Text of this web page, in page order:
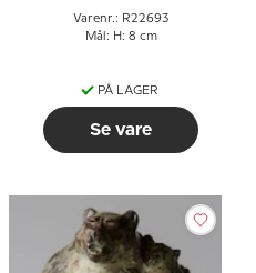
Varenr.: R22693
Mål: H: 8 cm
PÅ LAGER
Se vare